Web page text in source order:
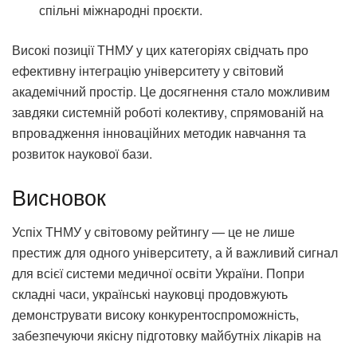
спільні міжнародні проєкти.
Високі позиції ТНМУ у цих категоріях свідчать про
ефективну інтеграцію університету у світовий
академічний простір. Це досягнення стало можливим
завдяки системній роботі колективу, спрямованій на
впровадження інноваційних методик навчання та
розвиток наукової бази.
Висновок
Успіх ТНМУ у світовому рейтингу — це не лише
престиж для одного університету, а й важливий сигнал
для всієї системи медичної освіти України. Попри
складні часи, українські науковці продовжують
демонструвати високу конкурентоспроможність,
забезпечуючи якісну підготовку майбутніх лікарів на